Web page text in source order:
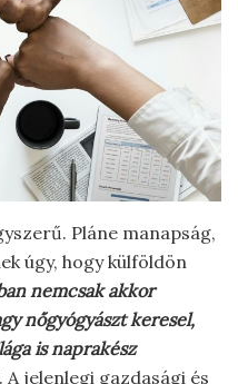
Pláne manapság,
úgy, hogy külföldön
nemcsak akkor
nőgyógyászt keresel,
is naprakész
. A jelenlegi gazdasági és